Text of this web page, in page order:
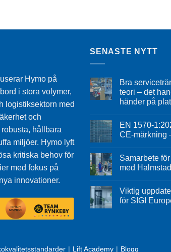
Hymo på
i stora volymer,
logistiksektorn med
och
hållbara
miljöer. Hymo lyft
kritiska behov för
med fokus på
innovationer.
SENASTE NYTT
Bra
teori – det
händer på
EN 1570-
CE-märkning
Samarbete
med
Viktig
för SIGI
Lift Academy Blogg